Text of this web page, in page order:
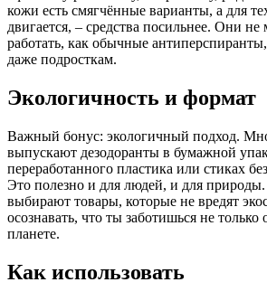
кожи есть смягчённые варианты, а для
двигается, – средства посильнее. Они
работать, как обычные
даже подросткам.
Экологичность и формат
Важный бонус: экологичный подход.
выпускают дезодоранты в бумажной
переработанного пластика или стиках
Это полезно и для людей, и для
выбирают товары, которые не вредят
осознавать, что ты заботишься не только
планете.
Как использовать